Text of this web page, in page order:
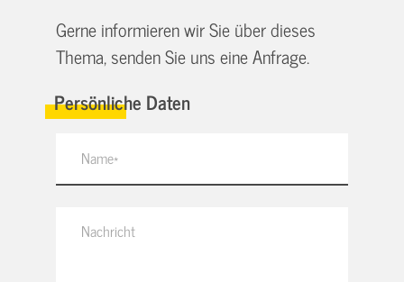
Gerne informieren wir Sie über dieses
Thema, senden Sie uns eine Anfrage.
Persönliche Daten